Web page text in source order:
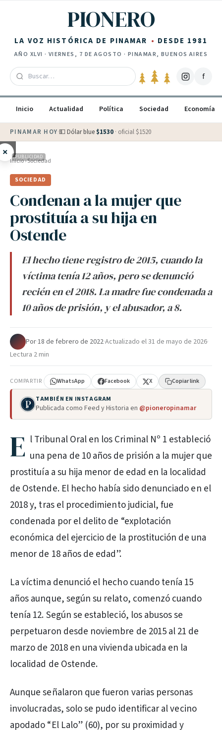
PIONERO
LA VOZ HISTÓRICA DE PINAMAR DESDE 1981
AÑO XLVI · VIERNES, 7 DE AGOSTO · PINAMAR, BUENOS AIRES
f
Inicio Actualidad Política Sociedad Economía
PINAMAR HOY·💵 Dólar blue $1530 · oficial $1520
× PUBLICIDAD
Inicio›Sociedad
SOCIEDAD
Condenan a la mujer que
prostituía a su hija en
Ostende
El hecho tiene registro de 2015, cuando la
víctima tenía 12 años, pero se denunció
recién en el 2018. La madre fue condenada a
10 años de prisión, y el abusador, a 8.
Por·18 de febrero de 2022·Actualizado el31 de mayo de 2026·
Lectura 2 min
COMPARTIR WhatsApp Facebook X Copiar link
TAMBIÉN EN INSTAGRAM
Publicada como Feed y Historia en @pioneropinamar
E l Tribunal Oral en los Criminal Nº 1 estableció
una pena de 10 años de prisión a la mujer que
prostituía a su hija menor de edad en la localidad
de Ostende. El hecho había sido denunciado en el
2018 y, tras el procedimiento judicial, fue
condenada por el delito de “explotación
económica del ejercicio de la prostitución de una
menor de 18 años de edad”.
La víctima denunció el hecho cuando tenía 15
años aunque, según su relato, comenzó cuando
tenía 12. Según se estableció, los abusos se
perpetuaron desde noviembre de 2015 al 21 de
marzo de 2018 en una vivienda ubicada en la
localidad de Ostende.
Aunque señalaron que fueron varias personas
involucradas, solo se pudo identificar al vecino
apodado “El Lalo” (60), por su proximidad y